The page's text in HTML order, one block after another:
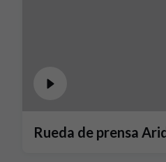
Rueda de prensa